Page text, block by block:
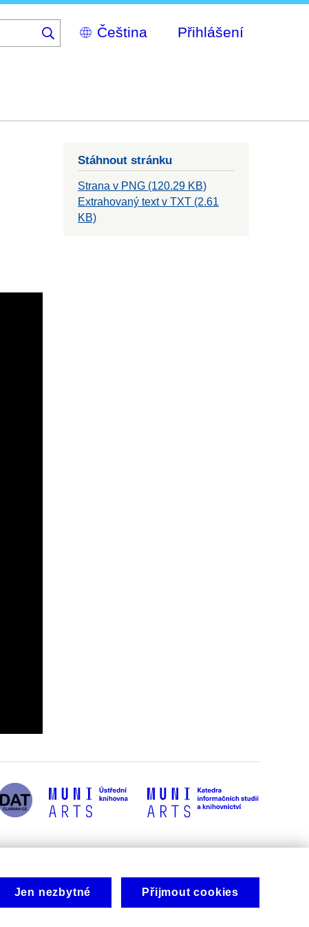
Select
your
Přihlášení
Stáhnout stránku
Strana v PNG (120.29 KB)
Extrahovaný text v TXT (2.61
KB)
Jen nezbytné Přijmout cookies